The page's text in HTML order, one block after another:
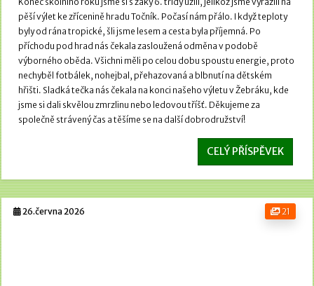
pěší výlet ke zřícenině hradu Točník. Počasí nám přálo. I když teploty
byly od rána tropické, šli jsme lesem a cesta byla příjemná. Po
příchodu pod hrad nás čekala zasloužená odměna v podobě
výborného oběda. Všichni měli po celou dobu spoustu energie, proto
nechyběl fotbálek, nohejbal, přehazovaná a blbnutí na dětském
hřišti. Sladká tečka nás čekala na konci našeho výletu v Žebráku, kde
jsme si dali skvělou zmrzlinu nebo ledovou tříšť. Děkujeme za
společně strávený čas a těšíme se na další dobrodružství!
CELÝ PŘÍSPĚVEK
21
26.června 2026